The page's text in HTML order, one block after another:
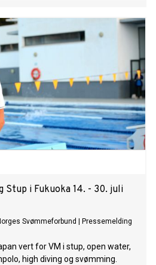
Stup i Fukuoka 14. - 30. juli
Svømmeforbund Pressemelding
vert for VM i stup, open water,
high diving og svømming.